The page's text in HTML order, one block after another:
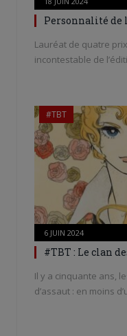
Personnalité de
Lauréat de quatre
incontestable de
#TBT
6 JUIN 2024
#TBT : Le clan
Il y a cinquante ans,
d’assaut : en moins